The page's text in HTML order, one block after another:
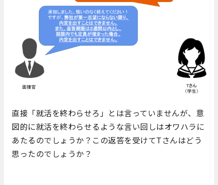
直接「就活を終わらせろ」とは言っていませんが、意
図的に就活を終わらせるような言い回しはオワハラに
あたるのでしょうか？この返答を受けてTさんはどう
思ったのでしょうか？